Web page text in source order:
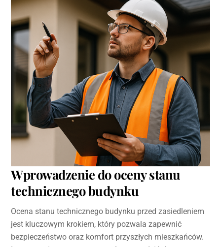
Wprowadzenie do oceny stanu
technicznego budynku
Ocena stanu technicznego budynku przed zasiedleniem
jest kluczowym krokiem, który pozwala zapewnić
bezpieczeństwo oraz komfort przyszłych mieszkańców.